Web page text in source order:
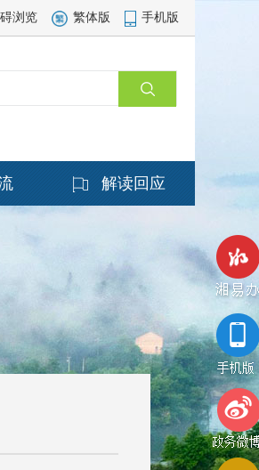
浏览 繁体版 手机版
解读回应
湘易办
手机版
政务微